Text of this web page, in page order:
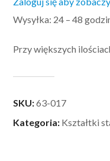
Wysyłka: 24 – 48
Przy większych
SKU:63-017
Kategoria: Kształtki